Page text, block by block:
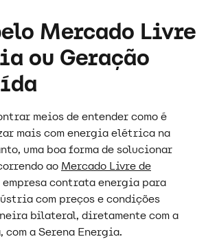
Mercado Livre
ou Geração
meios de entender como é
mais com energia elétrica na
uma boa forma de solucionar
ao Mercado Livre de
empresa contrata energia para
com preços e condições
bilateral, diretamente com a
com a Serena Energia.